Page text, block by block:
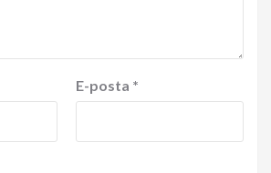
E-posta *